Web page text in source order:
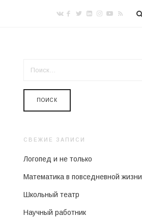
СВЕЖИЕ ЗАПИСИ
Логопед и не только
Математика в повседневной жизни
Школьный театр
Научный работник